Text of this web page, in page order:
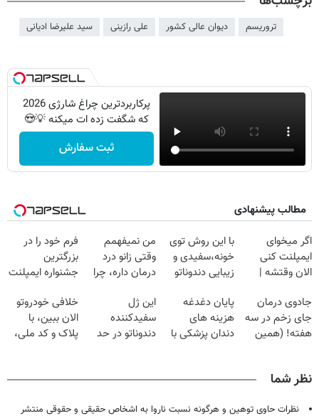
تروریسم دیوان عالی کشور علی رازینی سید علیرضا ادیانی
پرکاربردترین چراغ شارژی 2026
که شگفت زده ات میکنه 💡😍
ثبت سفارش
مطالب پیشنهادی
اگر میخوای
ایمپلنت کنی
الان وقتشه |
میلیون تومان!!!
با این روش توی
خونه،سفیدی و
زیبایی دندوناتو
(40%off)
من نمیفهمم
وقتی زانو درد
درمان داره، چرا
تحمل میکنی؟❗
فرم خود را در
بزرگترین
جشنواره ایمپلنت
فقط ۲۵ میلیون
جادوی درمان
جای زخم در سه
هفته! (همین
پایان دغدغه
هزینه های
دندان پزشکی با
این ژل
سفیدکننده
دندوناتو در حد
(40%تخفیف)
خلافی خودروتو
الان ببین، با
پلاک و کد ملی،
نظر شما
نظرات حاوی توهین و هرگونه نسبت ناروا به اشخاص حقیقی و حقوقی منتشر